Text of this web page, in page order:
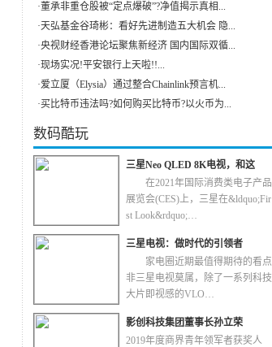
·董承非重仓股被“定点爆破”?净值揭示真相...
·天弘基金谷琦彬：看好先进制造五大机会 隐...
·央视财经香港论坛聚焦新经济 国内国际双循...
·现场实况!平安银行上天啦!!...
·爱立厦（Elysia）通过整合Chainlink预言机...
·买比特币违法吗?如何购买比特币?以火币为...
数码酷玩
三星Neo QLED 8K电视，和这
在2021年国际消费类电子产品
展览会(CES)上，三星在&ldquo;Fir
st Look&rdquo;…
三星电视：做时代的引领者
家电圈近期最值得期待的看点
非三星电视莫属，除了一系列科技
大片即视感的VLO…
影创科技集团董事长孙立荣
2019年度商界青年领军者获奖人